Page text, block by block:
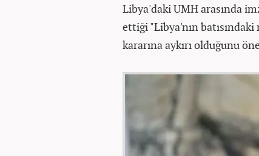
Libya'daki UMH arasında
ettiği "Libya'nın
kararına aykırı olduğunu